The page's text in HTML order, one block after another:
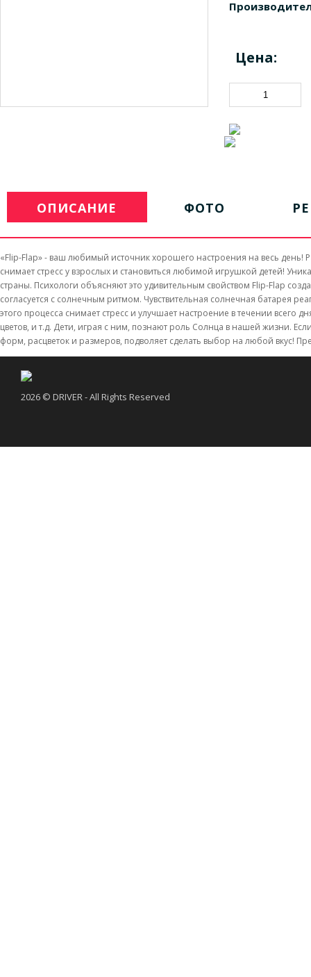
Цена:
ОПИСАНИЕ ФОТО
«Flip-Flap» - ваш любимый источник хорошего настроения на весь день!
снимает стресс у взрослых и становиться любимой игрушкой детей!
страны. Психологи объясняют это удивительным свойством Flip-Flap
согласуется с солнечным ритмом. Чувствительная солнечная батарея
этого процесса снимает стресс и улучшает настроение в течении
цветов, и т.д. Дети, играя с ним, познают роль Солнца в нашей жизни.
форм, расцветок и размеров, подволяет сделать выбор на любой вкус!
2026 © DRIVER - All Rights Reserved